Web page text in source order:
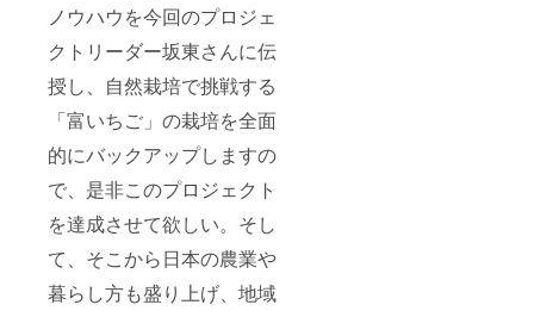
ノウハウを今回のプロジェ
クトリーダー坂東さんに伝
授し、自然栽培で挑戦する
「富いちご」の栽培を全面
的にバックアップしますの
で、是非このプロジェクト
を達成させて欲しい。そし
て、そこから日本の農業や
暮らし方も盛り上げ、地域